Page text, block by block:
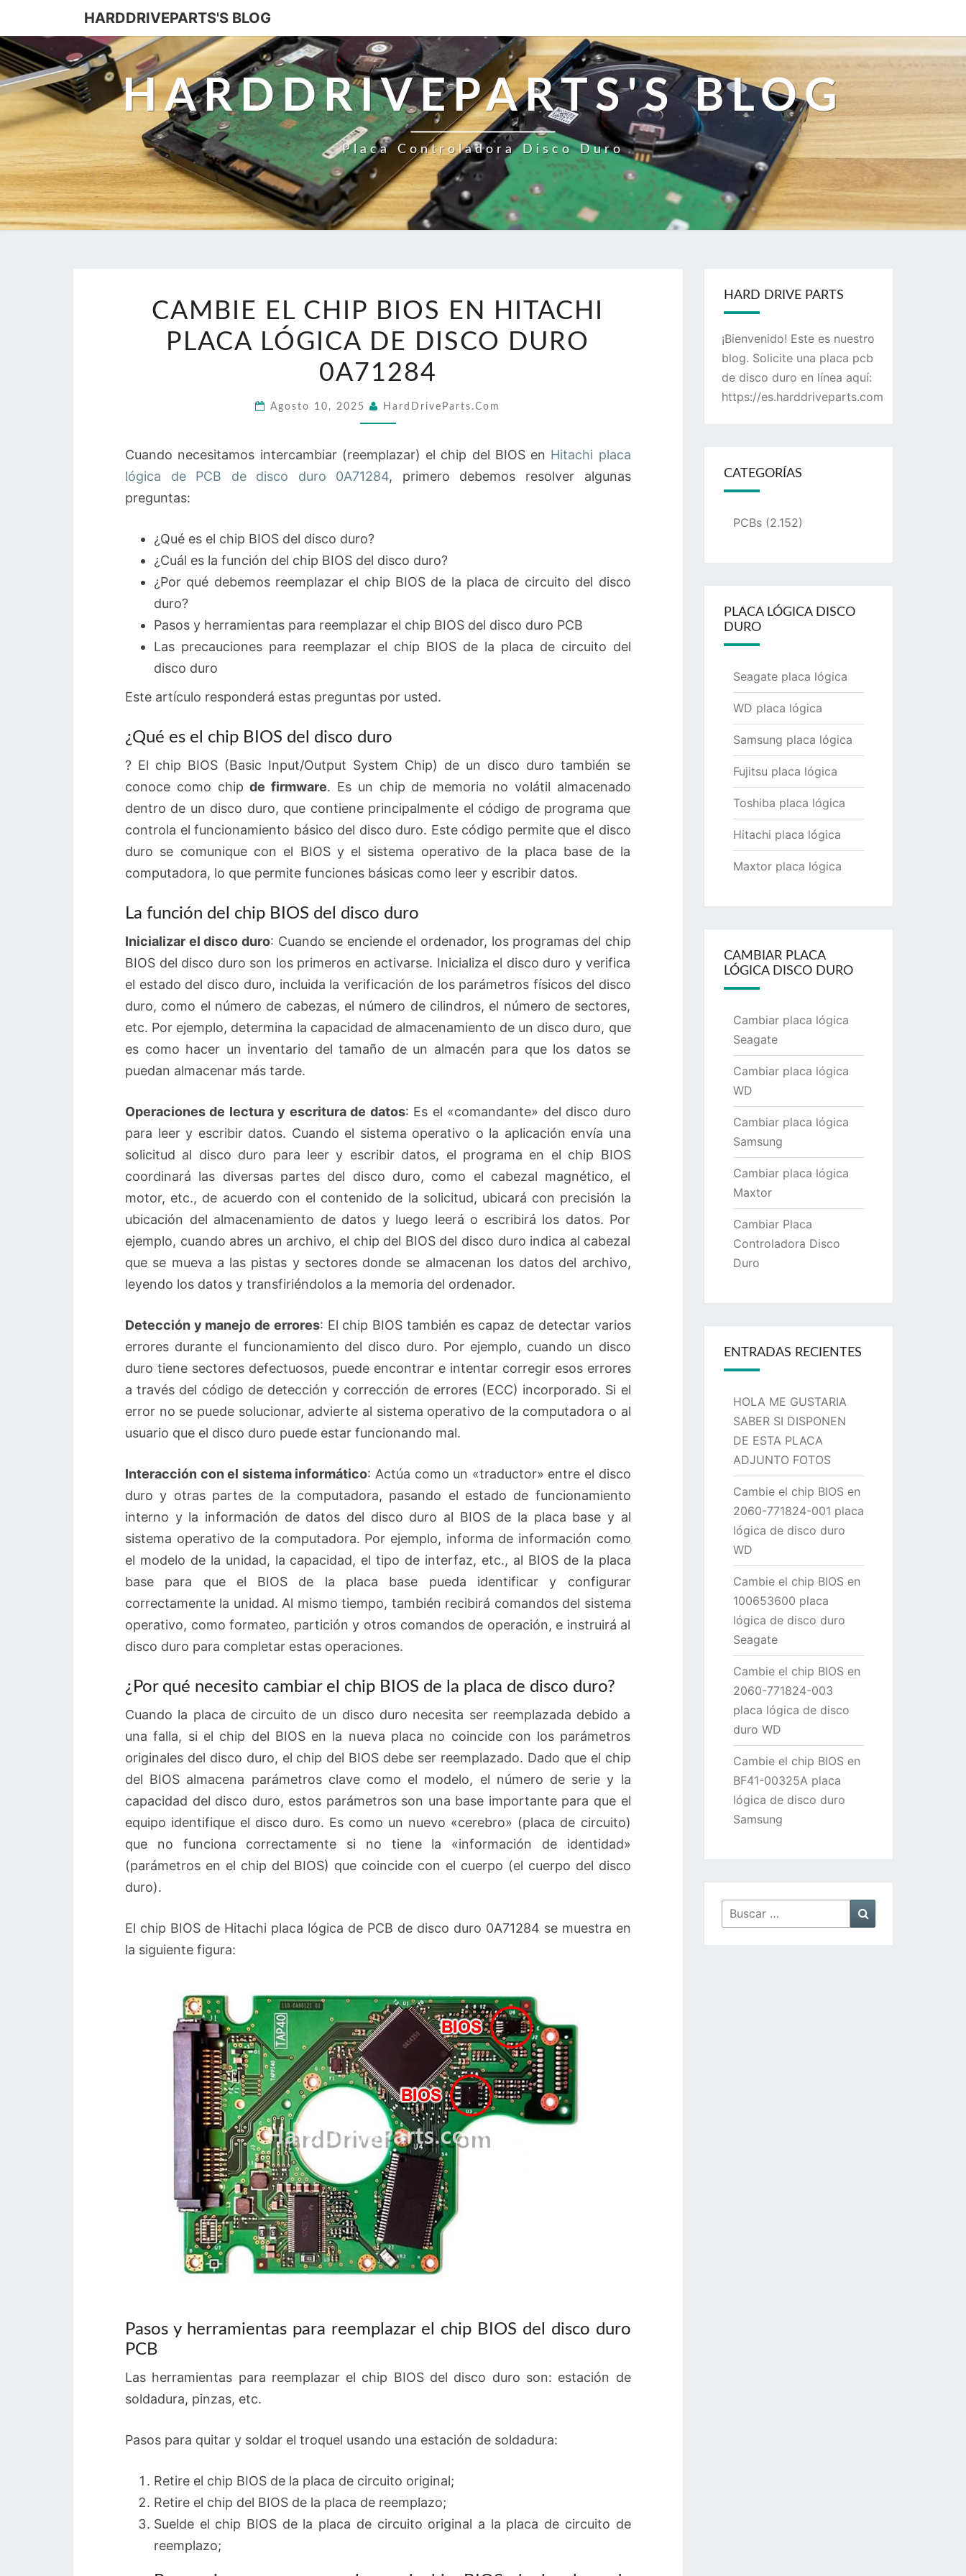
HARDDRIVEPARTS'S BLOG
HARDDRIVEPARTS'S BLOG
Placa Controladora Disco Duro
EL
CHIP
EN
HITACHI
PLACA
DE
DISCO
CAMBIE EL CHIP BIOS EN HITACHI
PLACA LÓGICA DE DISCO DURO
0A71284
Agosto 10, 2025 HardDriveParts.com
Cuando necesitamos intercambiar (reemplazar) el chip del BIOS en Hitachi placa
lógica de PCB de disco duro 0A71284, primero debemos resolver algunas
preguntas:
¿Qué es el chip BIOS del disco duro?
¿Cuál es la función del chip BIOS del disco duro?
¿Por qué debemos reemplazar el chip BIOS de la placa de circuito del disco
duro?
Pasos y herramientas para reemplazar el chip BIOS del disco duro PCB
Las precauciones para reemplazar el chip BIOS de la placa de circuito del
disco duro
Este artículo responderá estas preguntas por usted.
¿Qué es el chip BIOS del disco duro
? El chip BIOS (Basic Input/Output System Chip) de un disco duro también se
conoce como chipde firmware. Es un chip de memoria no volátil almacenado
dentro de un disco duro, que contiene principalmente el código de programa que
controla el funcionamiento básico del disco duro. Este código permite que el disco
duro se comunique con el BIOS y el sistema operativo de la placa base de la
computadora, lo que permite funciones básicas como leer y escribir datos.
La función del chip BIOS del disco duro
Inicializar el disco duro: Cuando se enciende el ordenador, los programas del chip
BIOS del disco duro son los primeros en activarse. Inicializa el disco duro y verifica
el estado del disco duro, incluida la verificación de los parámetros físicos del disco
duro, como el número de cabezas, el número de cilindros, el número de sectores,
etc. Por ejemplo, determina la capacidad de almacenamiento de un disco duro, que
es como hacer un inventario del tamaño de un almacén para que los datos se
puedan almacenar más tarde.
Operaciones de lectura y escritura de datos: Es el «comandante» del disco duro
para leer y escribir datos. Cuando el sistema operativo o la aplicación envía una
solicitud al disco duro para leer y escribir datos, el programa en el chip BIOS
coordinará las diversas partes del disco duro, como el cabezal magnético, el
motor, etc., de acuerdo con el contenido de la solicitud, ubicará con precisión la
ubicación del almacenamiento de datos y luego leerá o escribirá los datos. Por
ejemplo, cuando abres un archivo, el chip del BIOS del disco duro indica al cabezal
que se mueva a las pistas y sectores donde se almacenan los datos del archivo,
leyendo los datos y transfiriéndolos a la memoria del ordenador.
Detección y manejo de errores: El chip BIOS también es capaz de detectar varios
errores durante el funcionamiento del disco duro. Por ejemplo, cuando un disco
duro tiene sectores defectuosos, puede encontrar e intentar corregir esos errores
a través del código de detección y corrección de errores (ECC) incorporado. Si el
error no se puede solucionar, advierte al sistema operativo de la computadora o al
usuario que el disco duro puede estar funcionando mal.
Interacción con el sistema informático: Actúa como un «traductor» entre el disco
duro y otras partes de la computadora, pasando el estado de funcionamiento
interno y la información de datos del disco duro al BIOS de la placa base y al
sistema operativo de la computadora. Por ejemplo, informa de información como
el modelo de la unidad, la capacidad, el tipo de interfaz, etc., al BIOS de la placa
base para que el BIOS de la placa base pueda identificar y configurar
correctamente la unidad. Al mismo tiempo, también recibirá comandos del sistema
operativo, como formateo, partición y otros comandos de operación, e instruirá al
disco duro para completar estas operaciones.
¿Por qué necesito cambiar el chip BIOS de la placa de disco duro?
Cuando la placa de circuito de un disco duro necesita ser reemplazada debido a
una falla, si el chip del BIOS en la nueva placa no coincide con los parámetros
originales del disco duro, el chip del BIOS debe ser reemplazado. Dado que el chip
del BIOS almacena parámetros clave como el modelo, el número de serie y la
capacidad del disco duro, estos parámetros son una base importante para que el
equipo identifique el disco duro. Es como un nuevo «cerebro» (placa de circuito)
que no funciona correctamente si no tiene la «información de identidad»
(parámetros en el chip del BIOS) que coincide con el cuerpo (el cuerpo del disco
duro).
El chip BIOS de Hitachi placa lógica de PCB de disco duro 0A71284 se muestra en
la siguiente figura:
Pasos y herramientas para reemplazar el chip BIOS del disco duro
PCB
Las herramientas para reemplazar el chip BIOS del disco duro son: estación de
soldadura, pinzas, etc.
Pasos para quitar y soldar el troquel usando una estación de soldadura:
Retire el chip BIOS de la placa de circuito original;
Retire el chip del BIOS de la placa de reemplazo;
Suelde el chip BIOS de la placa de circuito original a la placa de circuito de
reemplazo;
HARD DRIVE PARTS
¡Bienvenido! Este es nuestro
blog. Solicite una placa pcb
de disco duro en línea aquí:
https://es.harddriveparts.com
CATEGORÍAS
PCBs(2.152)
PLACA LÓGICA DISCO
DURO
Seagate placa lógica
WD placa lógica
Samsung placa lógica
Fujitsu placa lógica
Toshiba placa lógica
Hitachi placa lógica
Maxtor placa lógica
CAMBIAR PLACA
LÓGICA DISCO DURO
Cambiar placa lógica
Seagate
Cambiar placa lógica
WD
Cambiar placa lógica
Samsung
Cambiar placa lógica
Maxtor
Cambiar Placa
Controladora Disco
Duro
ENTRADAS RECIENTES
HOLA ME GUSTARIA
SABER SI DISPONEN
DE ESTA PLACA
ADJUNTO FOTOS
Cambie el chip BIOS en
2060-771824-001 placa
lógica de disco duro
WD
Cambie el chip BIOS en
100653600 placa
lógica de disco duro
Seagate
Cambie el chip BIOS en
2060-771824-003
placa lógica de disco
duro WD
Cambie el chip BIOS en
BF41-00325A placa
lógica de disco duro
Samsung
Buscar
por: